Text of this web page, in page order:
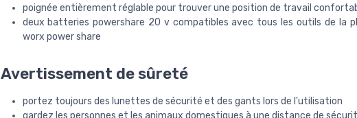
poignée entièrement réglable pour trouver une position de travail
deux batteries powershare 20 v compatibles avec tous les outils de la
worx power share
Avertissement de sûreté
portez toujours des lunettes de sécurité et des gants lors de l'utilisation
gardez les personnes et les animaux domestiques à une distance de